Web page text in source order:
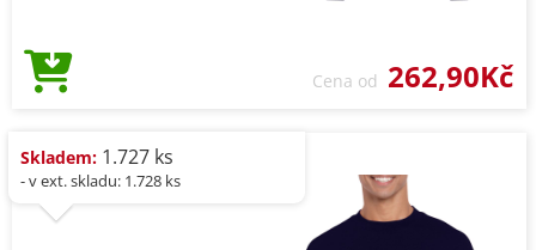
Cena od 262,90Kč
Skladem: 1.727 ks
- v ext. skladu: 1.728 ks